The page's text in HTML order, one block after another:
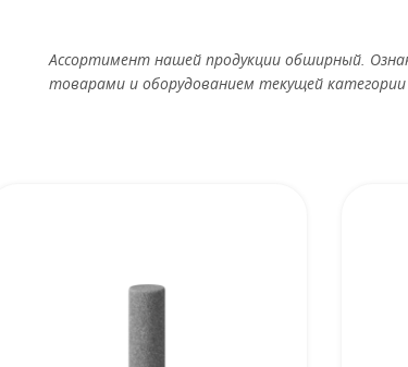
Ассортимент нашей продукции обширный.
товарами и оборудованием текущей категории